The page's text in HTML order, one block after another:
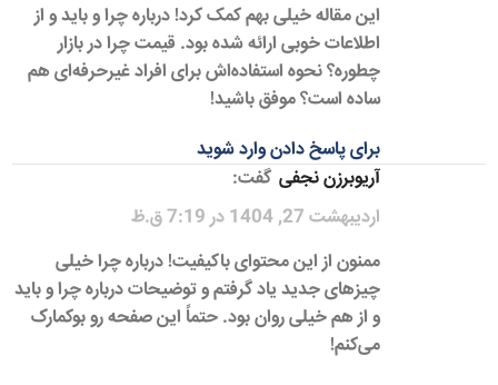
این مقاله خیلی بهم کمک کرد! درباره چرا و باید و از
اطلاعات خوبی ارائه شده بود. قیمت چرا در بازار
چطوره؟ نحوه استفاده‌اش برای افراد غیرحرفه‌ای هم
ساده است؟ موفق باشید!
برای پاسخ دادن وارد شوید
آریوبرزن نجفی گفت:
اردیبهشت 27, 1404 در 7:19 ق.ظ
ممنون از این محتوای باکیفیت! درباره چرا خیلی
چیزهای جدید یاد گرفتم و توضیحات درباره چرا و باید
و از هم خیلی روان بود. حتماً این صفحه رو بوکمارک
می‌کنم!